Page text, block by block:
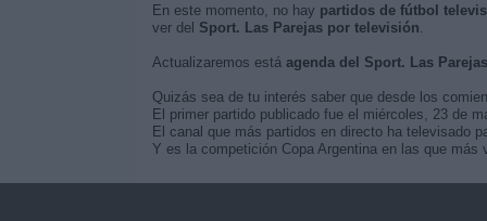
En este momento, no hay partidos de fútbol
ver del Sport. Las Parejas por televisión.
Actualizaremos está agenda del Sport. Las
Quizás sea de tu interés saber que desde los
El primer partido publicado fue el miércoles, 23 de
El canal que más partidos en directo ha televisado
Y es la competición Copa Argentina en las que